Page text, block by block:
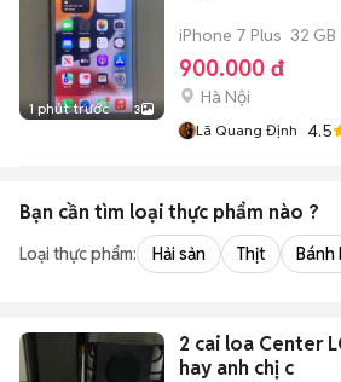
1 phút trước 3
iPhone 7 Plus 32 GB
900.000 đ
Hà Nội
Lã Quang Định 4.5
Bạn cần tìm loại thực phẩm nào ?
Loại thực phẩm: Hải sản Thịt Bánh
2 cai loa Center
hay anh chị c